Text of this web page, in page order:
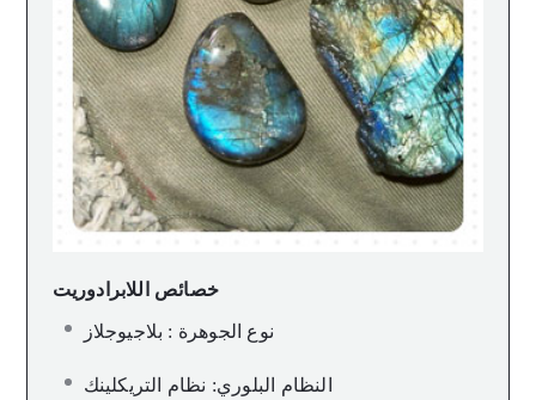
خصائص اللابرادوريت
نوع الجوهرة : بلاجيوجلاز
النظام البلوري: نظام التريكلينك